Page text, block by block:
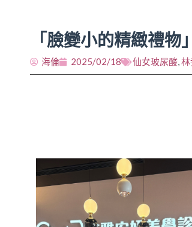
「臉變小的精緻禮
海倫 2025/02/18 仙女玻尿酸,林